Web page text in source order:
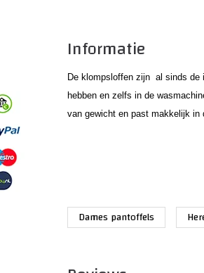
Informatie
De klompsloffen zijn al sinds de
hebben en zelfs in de
van gewicht en past makkelijk in
Dames pantoffels